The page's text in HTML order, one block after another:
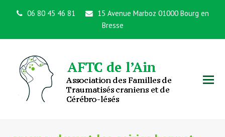
06 80 45 46 81
15 Avenue Marboz 01000 Bourg en
Bresse